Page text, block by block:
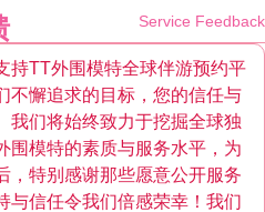
Service Feedback
持TT外围模特全球伴游预约平
不懈追求的目标，您的信任与
我们将始终致力于挖掘全球独
围模特的素质与服务水平，为
，特别感谢那些愿意公开服务
与信任令我们倍感荣幸！我们